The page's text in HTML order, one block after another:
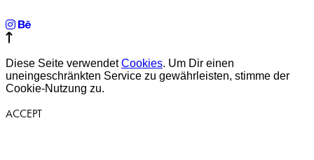
Diese Seite verwendetCookies. Um Dir einen
uneingeschränkten Service zu gewährleisten, stimme der
Cookie-Nutzung zu.
ACCEPT